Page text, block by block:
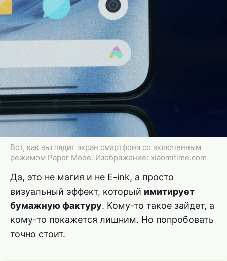
Вот, как выглядит экран смартфона со включенным
режимом Paper Mode. Изображение: xiaomitime.com
Да, это не магия и не E-ink, а просто
визуальный эффект, который имитирует
бумажную фактуру. Кому-то такое зайдет, а
кому-то покажется лишним. Но попробовать
точно стоит.